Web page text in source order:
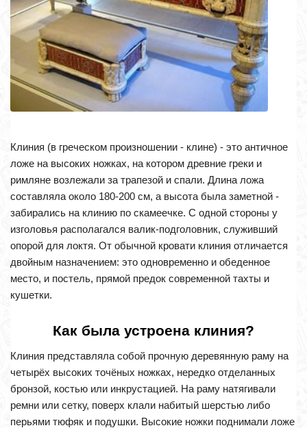
Клиния (в греческом произношении - клине) - это античное
ложе на высоких ножках, на котором древние греки и
римляне возлежали за трапезой и спали. Длина ложа
составляла около 180-200 см, а высота была заметной -
забирались на клинию по скамеечке. С одной стороны у
изголовья располагался валик-подголовник, служивший
опорой для локтя. От обычной кровати клиния отличается
двойным назначением: это одновременно и обеденное
место, и постель, прямой предок современной тахты и
кушетки.
Как была устроена клиния?
Клиния представляла собой прочную деревянную раму на
четырёх высоких точёных ножках, нередко отделанных
бронзой, костью или инкрустацией. На раму натягивали
ремни или сетку, поверх клали набитый шерстью либо
перьями тюфяк и подушки. Высокие ножки поднимали ложе